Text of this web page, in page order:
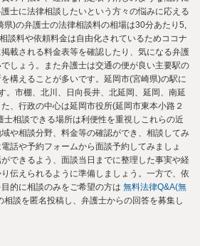
士に法律相談したいという方々の悩みに応える
)の弁護士の法律相談料の相場は30分あたり5,
談料や依頼料金は自由化されているためココナ
載される料金表等を確認したり、気になる弁護
しょう。また弁護士は交通の便が良い主要駅の
構えることが多いです。延岡市(宮崎県)の駅に
。市棚、北川、日向長井、北延岡、延岡、南延
、行政の中心は延岡市役所(延岡市東本小路２
士相談できる場所は利便性を重視しこれらの近
や相談分野、料金等の確認ができ、相談してみ
話や予約フォームから面談予約してみましょ
できるよう、面談当日までに整理した事実や経
伝えられるように準備しましょう。一方で、依
的に相談のみをご希望の方は 無料法律Q&A(無
相談を匿名投稿し、弁護士からの回答を募集し